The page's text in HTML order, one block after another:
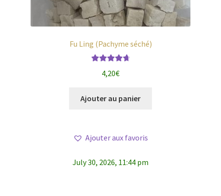
Fu Ling (Pachyme séché)
sur 5
4,20€
Ajouter au panier
Ajouter aux favoris
July 30, 2026, 11:44 pm